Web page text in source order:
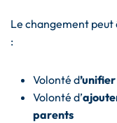
Le changement
:
Volonté d
Volonté d’
parents